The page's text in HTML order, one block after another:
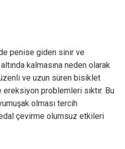
penise giden sinir ve
kalmasına neden olarak
ve uzun süren bisiklet
problemleri sıktır. Bu
olması tercih
çevirme olumsuz etkileri